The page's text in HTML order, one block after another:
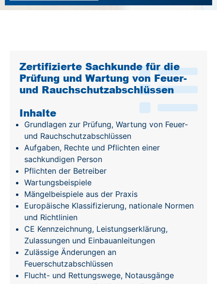
Zertifizierte Sachkunde für die
Prüfung und Wartung von Feuer-
und Rauchschutzabschlüssen
Inhalte
Grundlagen zur Prüfung, Wartung von Feuer-
und Rauchschutzabschlüssen
Aufgaben, Rechte und Pflichten einer
sachkundigen Person
Pflichten der Betreiber
Wartungsbeispiele
Mängelbeispiele aus der Praxis
Europäische Klassifizierung, nationale Normen
und Richtlinien
CE Kennzeichnung, Leistungserklärung,
Zulassungen und Einbauanleitungen
Zulässige Änderungen an
Feuerschutzabschlüssen
Flucht- und Rettungswege, Notausgänge